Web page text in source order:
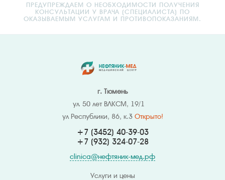
ПРЕДУПРЕЖДАЕМ О НЕОБХОДИМОСТИ ПОЛУЧЕНИЯ
КОНСУЛЬТАЦИИ У ВРАЧА (СПЕЦИАЛИСТА) ПО
ОКАЗЫВАЕМЫМ УСЛУГАМ И ПРОТИВОПОКАЗАНИЯМ.
г. Тюмень
ул. 50 лет ВЛКСМ, 19/1
ул Республики, 86, к.3 Открыто!
+7 (3452) 40-39-03
+7 (932) 324-07-28
clinica@нефтяник-мед.рф
Услуги и цены